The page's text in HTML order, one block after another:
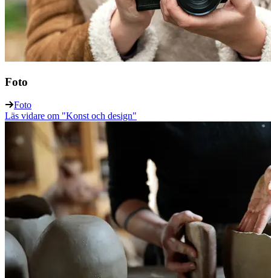
Foto
Foto
Läs vidare om "Konst och design"